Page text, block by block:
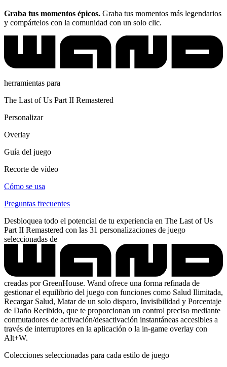
Graba tus momentos épicos. Graba tus momentos más legendarios
y compártelos con la comunidad con un solo clic.
herramientas para
The Last of Us Part II Remastered
Personalizar
Overlay
Guía del juego
Recorte de vídeo
Cómo se usa
Preguntas frecuentes
Desbloquea todo el potencial de tu experiencia en The Last of Us
Part II Remastered con las 31 personalizaciones de juego
seleccionadas de
creadas por GreenHouse. Wand ofrece una forma refinada de
gestionar el equilibrio del juego con funciones como Salud Ilimitada,
Recargar Salud, Matar de un solo disparo, Invisibilidad y Porcentaje
de Daño Recibido, que te proporcionan un control preciso mediante
conmutadores de activación/desactivación instantáneas accesibles a
través de interruptores en la aplicación o la in-game overlay con
Alt+W.
Colecciones seleccionadas para cada estilo de juego